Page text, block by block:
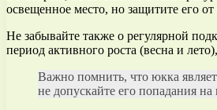
освещенное место, но защитите его
Не забывайте также о регулярной
период активного роста (весна и
Важно помнить, что юкка
не допускайте его попадания